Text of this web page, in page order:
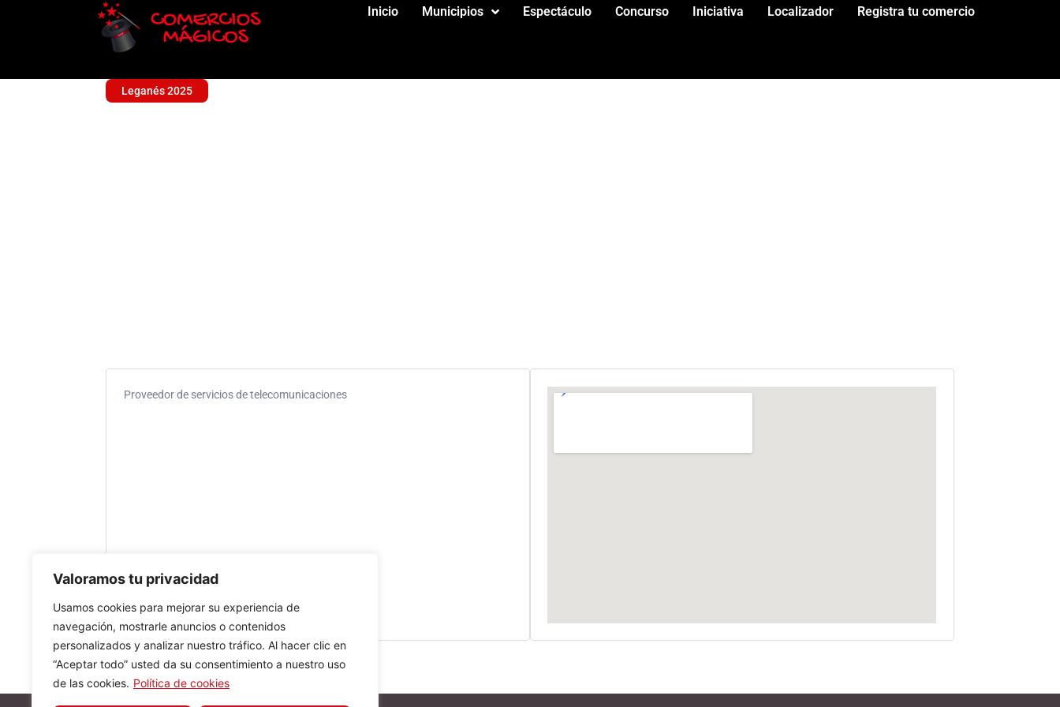
Valoramos tu privacidad
Usamos cookies para mejorar su experiencia de
navegación, mostrarle anuncios o contenidos
personalizados y analizar nuestro tráfico. Al hacer clic en
“Aceptar todo” usted da su consentimiento a nuestro uso
de las cookies. Política de cookies
Inicio Municipios Espectáculo Concurso Iniciativa Localizador Registra tu comercio
Leganés 2025
Proveedor de servicios de telecomunicaciones